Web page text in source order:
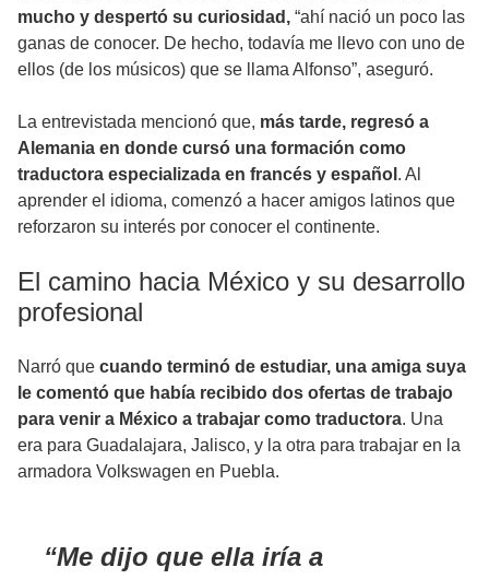
mucho y despertó su curiosidad, “ahí nació un poco las
ganas de conocer. De hecho, todavía me llevo con uno de
ellos (de los músicos) que se llama Alfonso”, aseguró.
La entrevistada mencionó que, más tarde, regresó a
Alemania en donde cursó una formación como
traductora especializada en francés y español . Al
aprender el idioma, comenzó a hacer amigos latinos que
reforzaron su interés por conocer el continente.
El camino hacia México y su desarrollo
profesional
Narró que cuando terminó de estudiar, una amiga suya
le comentó que había recibido dos ofertas de trabajo
para venir a México a trabajar como traductora. Una
era para Guadalajara, Jalisco, y la otra para trabajar en la
armadora Volkswagen en Puebla.
Me dijo que ella iría a